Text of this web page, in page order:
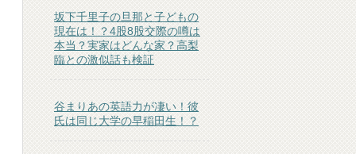
坂下千里子の旦那と子どもの
現在は！？4股8股交際の噂は
本当？実家はどんな家？高梨
臨との激似話も検証
谷まりあの英語力が凄い！彼
氏は同じ大学の早稲田生！？